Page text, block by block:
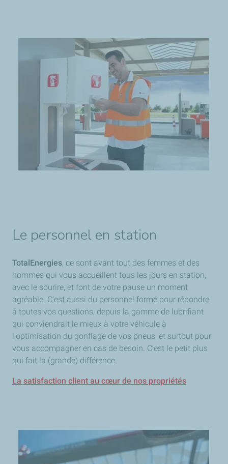
Le personnel en station
TotalEnergies, ce sont avant tout des femmes et des
hommes qui vous accueillent tous les jours en station,
avec le sourire, et font de votre pause un moment
agréable. C’est aussi du personnel formé pour répondre
à toutes vos questions, depuis la gamme de lubrifiant
qui conviendrait le mieux à votre véhicule à
l'optimisation du gonflage de vos pneus, et surtout pour
vous accompagner en cas de besoin. C’est le petit plus
qui fait la (grande) différence.
La satisfaction client au cœur de nos propriétés